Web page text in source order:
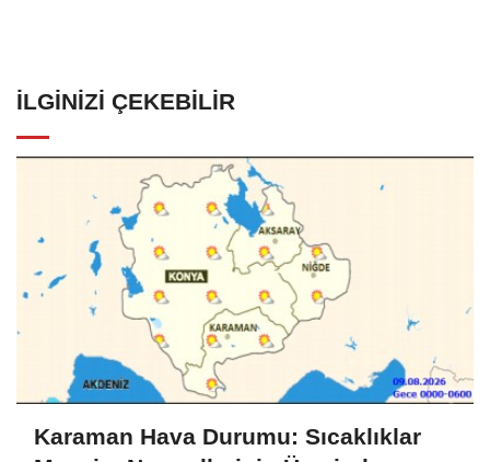
İLGINIZI ÇEKEBILIR
Karaman Hava Durumu: Sıcaklıklar